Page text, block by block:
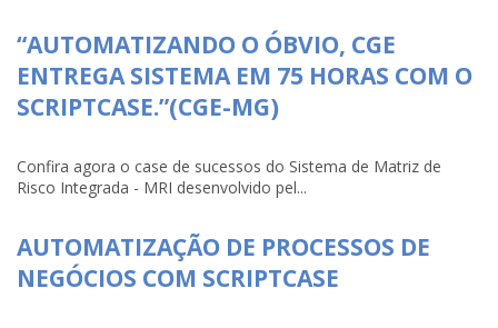
“AUTOMATIZANDO O ÓBVIO, CGE
ENTREGA SISTEMA EM 75 HORAS COM O
SCRIPTCASE.”(CGE-MG)
Confira agora o case de sucessos do Sistema de Matriz de
Risco Integrada - MRI desenvolvido pel...
AUTOMATIZAÇÃO DE PROCESSOS DE
NEGÓCIOS COM SCRIPTCASE